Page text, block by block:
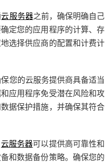
云服务器之前，确保明确自己
定您的应用程序的计算、存
选择供应商的配置和计费计
您的云服务提供商具备适当
应用程序免受潜在风险和攻
据保护措施，并确保其符合
云服务器可以提供高可靠性和
和数据备份策略。确保您的